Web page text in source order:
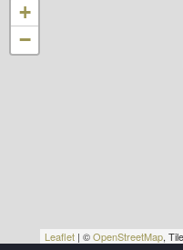
+
−
Leaflet | ©OpenStreetMap,